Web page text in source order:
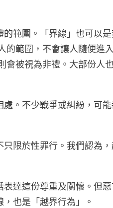
範圍。「界線」也可以
範圍，不會讓人隨便進
被視為非禮。大部份人
。不少戰爭或糾紛，可
限於性罪行。我們認為
達這份尊重及關懷。但
也是「越界行為」。